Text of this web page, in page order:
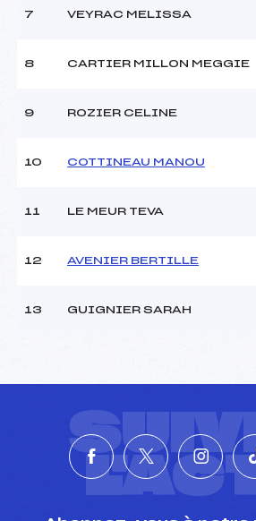
Ouvreurs C :
Ouvreurs B :
Température arrivée :
Pénalité appliquée :
Catégorie :
7 VEYRAC MELISSA
8 CARTIER MILLON MEGGIE
9 ROZIER CELINE
10 COTTINEAU MANOU
11 LE MEUR TEVA
12 AVENIER BERTILLE
13 GUIGNIER SARAH